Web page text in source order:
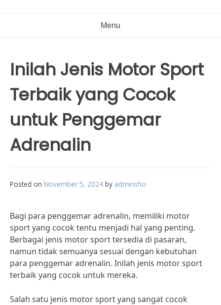
Menu
Inilah Jenis Motor Sport
Terbaik yang Cocok
untuk Penggemar
Adrenalin
Posted on November 5, 2024 by adminsho
Bagi para penggemar adrenalin, memiliki motor
sport yang cocok tentu menjadi hal yang penting.
Berbagai jenis motor sport tersedia di pasaran,
namun tidak semuanya sesuai dengan kebutuhan
para penggemar adrenalin. Inilah jenis motor sport
terbaik yang cocok untuk mereka.
Salah satu jenis motor sport yang sangat cocok